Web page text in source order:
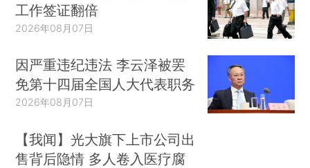
工作签证翻倍
2026年08月07日
因严重违纪违法 李云泽被罢
免第十四届全国人大代表职务
2026年08月07日
【我闻】光大旗下上市公司出
售背后隐情 多人卷入医疗腐